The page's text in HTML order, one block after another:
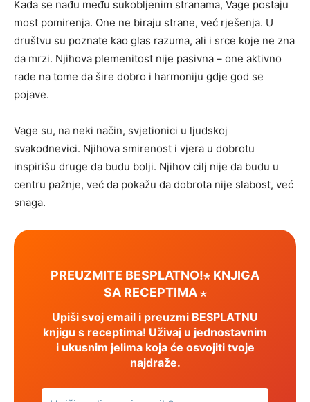
Kada se nađu među sukobljenim stranama, Vage postaju
most pomirenja. One ne biraju strane, već rješenja. U
društvu su poznate kao glas razuma, ali i srce koje ne zna
da mrzi. Njihova plemenitost nije pasivna – one aktivno
rade na tome da šire dobro i harmoniju gdje god se
pojave.
Vage su, na neki način, svjetionici u ljudskoj
svakodnevici. Njihova smirenost i vjera u dobrotu
inspirišu druge da budu bolji. Njihov cilj nije da budu u
centru pažnje, već da pokažu da dobrota nije slabost, već
snaga.
PREUZMITE BESPLATNO!⋆ KNJIGA
SA RECEPTIMA ⋆
Upiši svoj email i preuzmi BESPLATNU
knjigu s receptima! Uživaj u jednostavnim
i ukusnim jelima koja će osvojiti tvoje
najdraže.